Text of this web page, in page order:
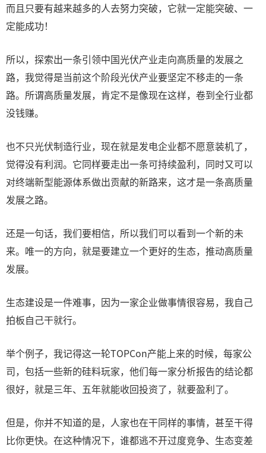
而且只要有越来越多的人去努力突破，它就一定能突破、一
定能成功！
所以，探索出一条引领中国光伏产业走向高质量的发展之
路，我觉得是当前这个阶段光伏产业要坚定不移走的一条
路。所谓高质量发展，肯定不是像现在这样，卷到全行业都
没钱赚。
也不只光伏制造行业，现在就是发电企业都不愿意装机了，
觉得没有利润。它同样要走出一条可持续盈利，同时又可以
对终端新型能源体系做出贡献的新路来，这才是一条高质量
发展之路。
还是一句话，我们要相信，所以我们可以看到一个新的未
来。唯一的方向，就是要建立一个更好的生态，推动高质量
发展。
生态建设是一件难事，因为一家企业做事情很容易，我自己
拍板自己干就行。
举个例子，我记得这一轮TOPCon产能上来的时候，每家公
司，包括一些新的硅料玩家，他们每一家分析报告的结论都
很好，就是三年、五年就能收回投资了，就要盈利了。
但是，你并不知道的是，人家也在干同样的事情，甚至干得
比你更快。在这种情况下，谁都逃不开过度竞争、生态变差